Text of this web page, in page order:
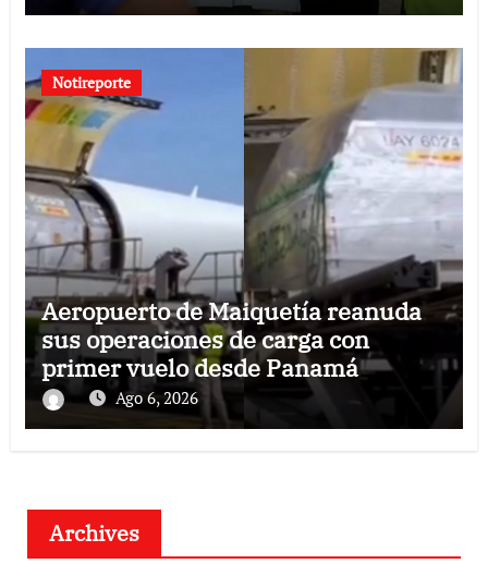
Notireporte
Aeropuerto de Maiquetía reanuda
sus operaciones de carga con
primer vuelo desde Panamá
Ago 6, 2026
Archives